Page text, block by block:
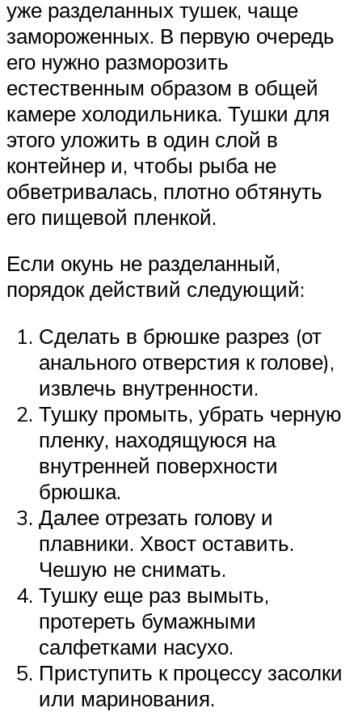
уже разделанных тушек, чаще
замороженных. В первую очередь
его нужно разморозить
естественным образом в общей
камере холодильника. Тушки для
этого уложить в один слой в
контейнер и, чтобы рыба не
обветривалась, плотно обтянуть
его пищевой пленкой.
Если окунь не разделанный,
порядок действий следующий:
Сделать в брюшке разрез (от
анального отверстия к голове),
извлечь внутренности.
Тушку промыть, убрать черную
пленку, находящуюся на
внутренней поверхности
брюшка.
Далее отрезать голову и
плавники. Хвост оставить.
Чешую не снимать.
Тушку еще раз вымыть,
протереть бумажными
салфетками насухо.
Приступить к процессу засолки
или маринования.